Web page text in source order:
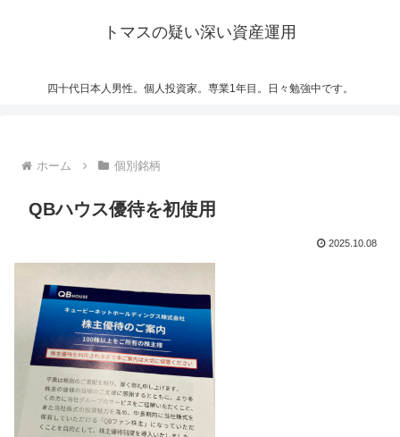
トマスの疑い深い資産運用
四十代日本人男性。個人投資家。専業1年目。日々勉強中です。
ホーム 個別銘柄
QBハウス優待を初使用
2025.10.08